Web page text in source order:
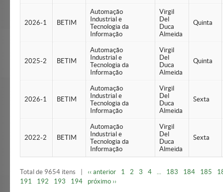
2026-1 BETIM
Automação
Industrial e
Tecnologia da
Informação
Virgil
Del
Duca
Almeida
Quinta
2025-2 BETIM
Automação
Industrial e
Tecnologia da
Informação
Virgil
Del
Duca
Almeida
Quinta
2026-1 BETIM
Automação
Industrial e
Tecnologia da
Informação
Virgil
Del
Duca
Almeida
Sexta
2022-2 BETIM
Automação
Industrial e
Tecnologia da
Informação
Virgil
Del
Duca
Almeida
Sexta
Total de 9654 itens ‹‹ anterior 1 2 3 4 ... 183 184 185
191
192 193 194 próximo ››